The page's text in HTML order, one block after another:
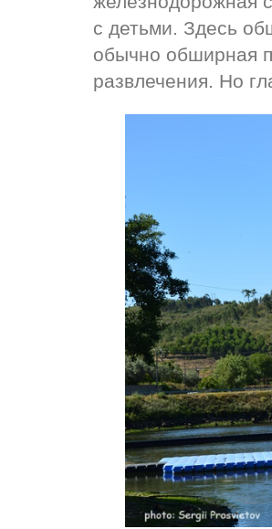
с детьми. Здесь
обычно обширная
развлечения. Но